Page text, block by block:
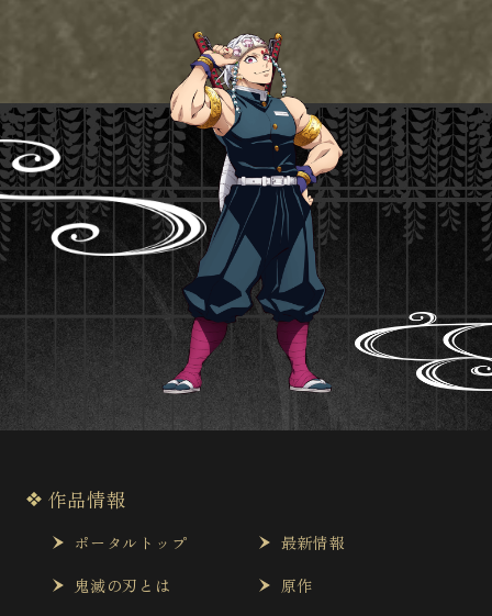
作品情報
ポータルトップ
最新情報
鬼滅の刃とは
原作